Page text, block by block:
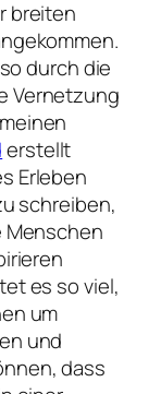
breiten
durch die
Vernetzung
erstellt
Erleben
schreiben,
Menschen
es so viel,
um
und
dass